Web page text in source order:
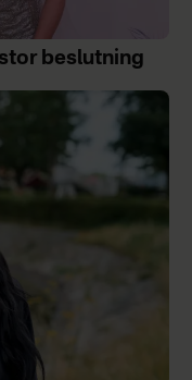
beslutning